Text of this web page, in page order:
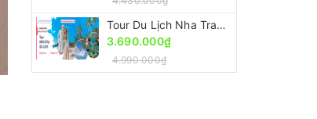
Tour Du Lịch Nha Trang 4 Ngày 3 Đêm [Ưu Đãi 30% - Trọn Gói]
3.690.000₫
4.990.000₫